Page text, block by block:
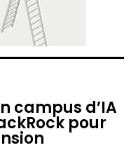
campus d’IA
pour